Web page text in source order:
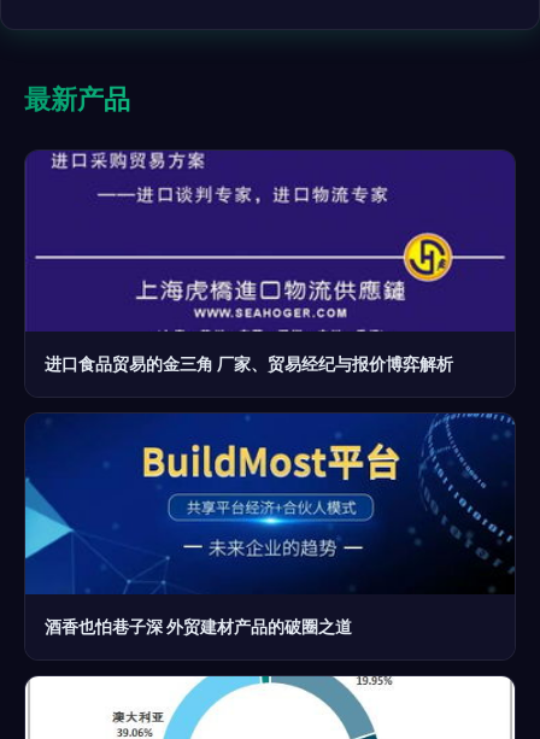
最新产品
进口食品贸易的金三角 厂家、贸易经纪与报价博弈解析
酒香也怕巷子深 外贸建材产品的破圈之道